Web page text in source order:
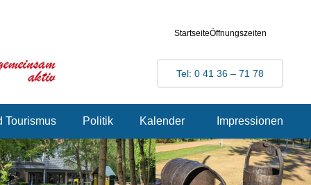
StartseiteÖffnungszeiten
Tel: 0 41 36 – 71 78
Tourismus Politik Kalender Impressionen